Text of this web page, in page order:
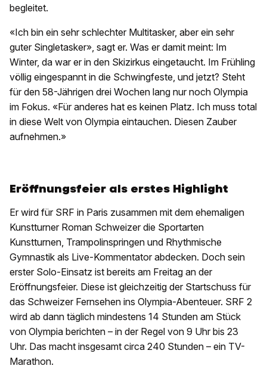
begleitet.
«Ich bin ein sehr schlechter Multitasker, aber ein sehr
guter Singletasker», sagt er. Was er damit meint: Im
Winter, da war er in den Skizirkus eingetaucht. Im Frühling
völlig eingespannt in die Schwingfeste, und jetzt? Steht
für den 58-Jährigen drei Wochen lang nur noch Olympia
im Fokus. «Für anderes hat es keinen Platz. Ich muss total
in diese Welt von Olympia eintauchen. Diesen Zauber
aufnehmen.»
Eröffnungsfeier als erstes Highlight
Er wird für SRF in Paris zusammen mit dem ehemaligen
Kunstturner Roman Schweizer die Sportarten
Kunstturnen, Trampolinspringen und Rhythmische
Gymnastik als Live-Kommentator abdecken. Doch sein
erster Solo-Einsatz ist bereits am Freitag an der
Eröffnungsfeier. Diese ist gleichzeitig der Startschuss für
das Schweizer Fernsehen ins Olympia-Abenteuer. SRF 2
wird ab dann täglich mindestens 14 Stunden am Stück
von Olympia berichten – in der Regel von 9 Uhr bis 23
Uhr. Das macht insgesamt circa 240 Stunden – ein TV-
Marathon.